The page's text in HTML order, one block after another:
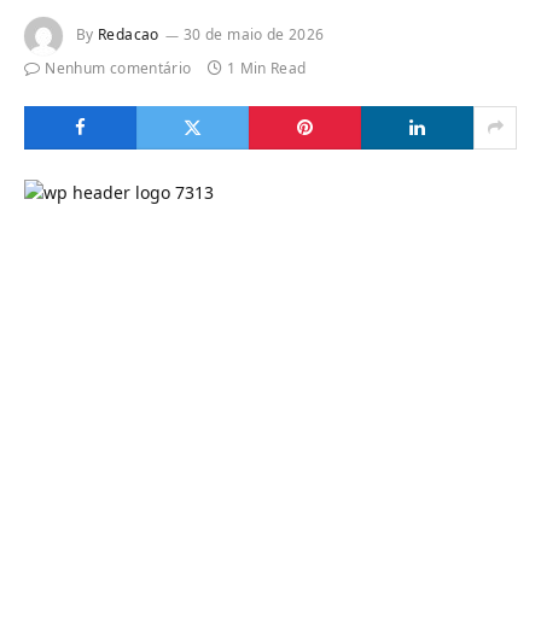
By Redacao
30 de maio de 2026
Nenhum comentário
1 Min Read